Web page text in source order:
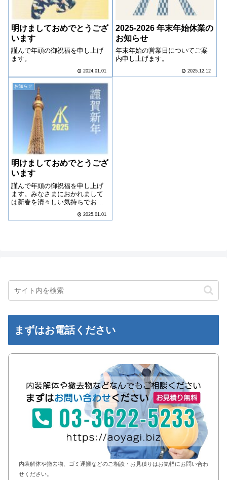
明けましておめでとうござ
います
謹んで年頭の御祝福を申し上げ
ます。
2024.01.01
2025-2026 年末年始休業の
お知らせ
年末年始の営業日についてご案
内申し上げます。
2025.12.12
お知らせ
明けましておめでとうござ
います
謹んで年頭の御祝福を申し上げ
ます。みなさまにおかれまして
は新春を清々しい気持ちでお迎
す。また、旧年中は、多大なる
2025.01.01
まずはお電話ください
内装解体や撤去物、ゴミ運搬などのご相談・お見積りはお気軽にお問い合わ
せください。